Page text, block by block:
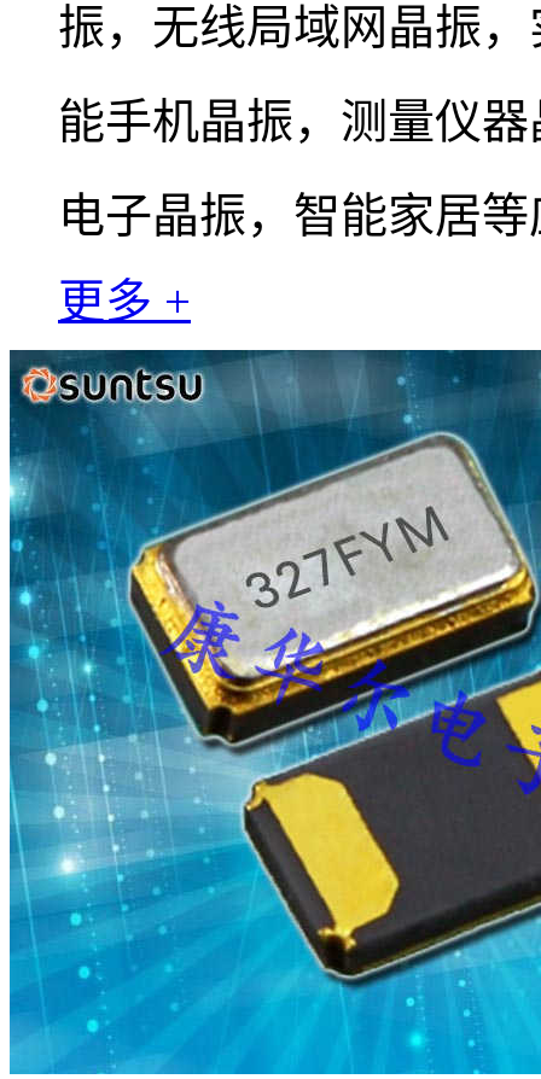
振，无线局域网晶振
能手机晶振，测量仪
电子晶振，智能家居
更多 +